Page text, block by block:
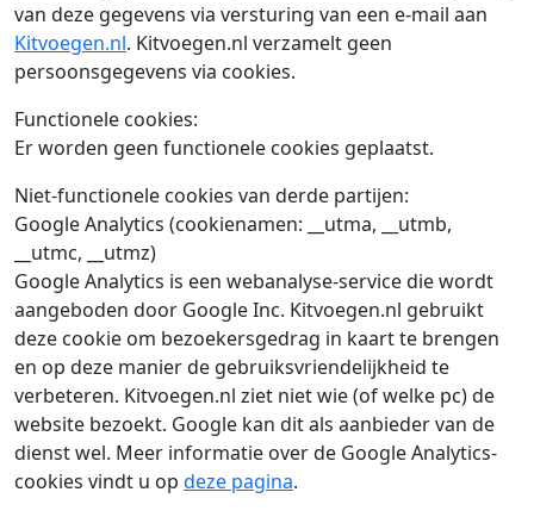
van deze gegevens via versturing van een e-mail aan
Kitvoegen.nl. Kitvoegen.nl verzamelt geen
persoonsgegevens via cookies.
Functionele cookies:
Er worden geen functionele cookies geplaatst.
Niet-functionele cookies van derde partijen:
Google Analytics (cookienamen: __utma, __utmb,
__utmc, __utmz)
Google Analytics is een webanalyse-service die wordt
aangeboden door Google Inc. Kitvoegen.nl gebruikt
deze cookie om bezoekersgedrag in kaart te brengen
en op deze manier de gebruiksvriendelijkheid te
verbeteren. Kitvoegen.nl ziet niet wie (of welke pc) de
website bezoekt. Google kan dit als aanbieder van de
dienst wel. Meer informatie over de Google Analytics-
cookies vindt u op deze pagina.